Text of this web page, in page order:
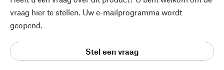
vraag hier te stellen. Uw e-mailprogramma wordt
geopend.
Stel een vraag